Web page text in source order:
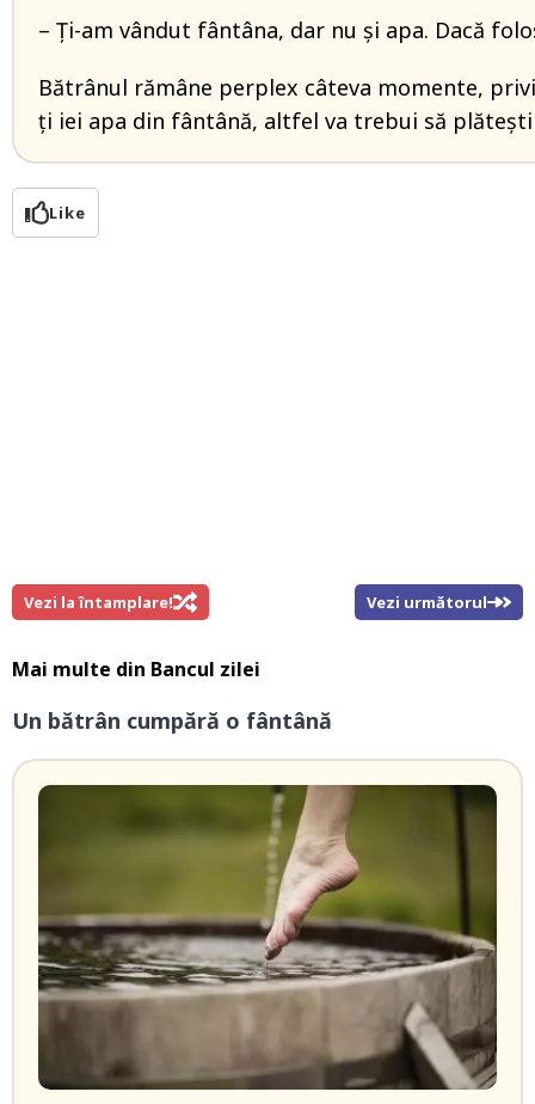
– Ți-am vândut fântâna, dar nu și apa. Dacă
Bătrânul rămâne perplex câteva momente,
ți iei apa din fântână, altfel va trebui să plătești
Like
Vezi la întamplare! Vezi următorul
Mai multe din Bancul zilei
Un bătrân cumpără o fântână